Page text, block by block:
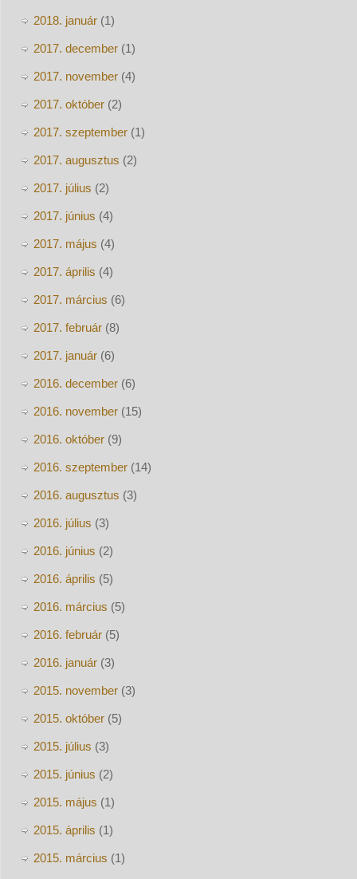
2018. január(1)
2017. december(1)
2017. november(4)
2017. október(2)
2017. szeptember(1)
2017. augusztus (2)
2017. július (2)
2017. június (4)
2017. május (4)
2017. április (4)
2017. március (6)
2017. február(8)
2017. január(6)
2016. december(6)
2016. november(15)
2016. október(9)
2016. szeptember(14)
2016. augusztus (3)
2016. július (3)
2016. június (2)
2016. április (5)
2016. március (5)
2016. február(5)
2016. január(3)
2015. november(3)
2015. október(5)
2015. július (3)
2015. június (2)
2015. május (1)
2015. április (1)
2015. március (1)